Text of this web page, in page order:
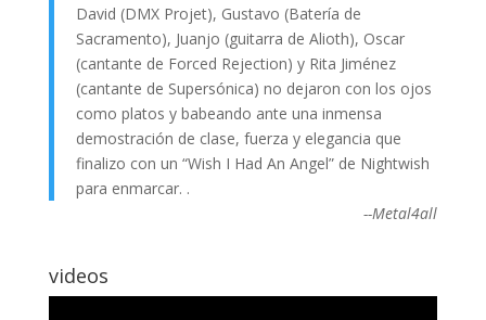
David (DMX Projet), Gustavo (Batería de
Sacramento), Juanjo (guitarra de Alioth), Oscar
(cantante de Forced Rejection) y Rita Jiménez
(cantante de Supersónica) no dejaron con los ojos
como platos y babeando ante una inmensa
demostración de clase, fuerza y elegancia que
finalizo con un “Wish I Had An Angel” de Nightwish
para enmarcar. .
--Metal4all
videos